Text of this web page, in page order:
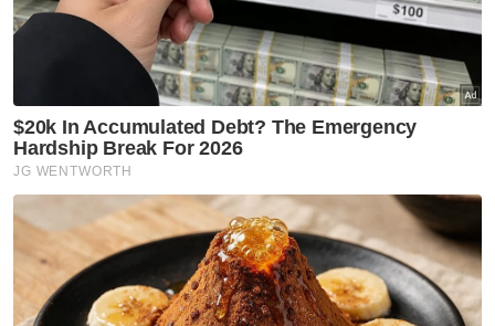
penginapan," katanya.
Mohd Uzir berkata, pengembangan sektor
pembuatan sebanyak dua peratus di
Selangor pula disebabkan pertumbuhan
subsektor peralatan pengangkutan,
pembuatan lain dan pembaikan (6.2 peratus)
serta produk minyak dan lemak daripada
sayuran dan haiwan dan pemprosesan
makanan (10.3 peratus).
Artikel Berkaitan: